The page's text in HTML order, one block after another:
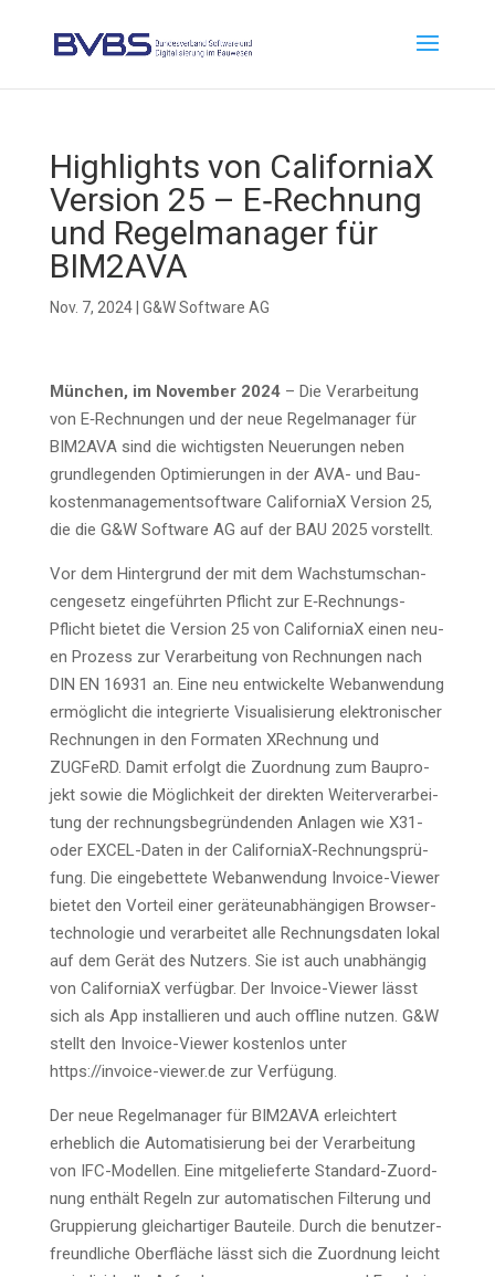
High­lights von Cali­for­niaX
Ver­si­on 25 – E‑Rechnung
und Regel­ma­na­ger für
BIM2AVA
Nov. 7, 2024| G&W Software AG
Mün­chen, im Novem­ber 2024 – Die Ver­ar­bei­tung
von E‑Rechnungen und der neue Regel­ma­na­ger für
BIM2AVA sind die wich­tigs­ten Neue­run­gen neben
grund­le­gen­den Opti­mie­run­gen in der AVA- und Bau­
kos­ten­ma­nage­m­ent­soft­ware Cali­for­niaX Ver­si­on 25,
die die G&W Soft­ware AG auf der BAU 2025 vorstellt.
Vor dem Hin­ter­grund der mit dem Wachs­tums­chan­
cen­ge­setz ein­ge­führ­ten Pflicht zur E‑Rech­nungs-
Pflicht bie­tet die Ver­si­on 25 von Cali­for­niaX einen neu­
en Pro­zess zur Ver­ar­bei­tung von Rech­nun­gen nach
DIN EN 16931 an. Eine neu ent­wi­ckel­te Web­an­wen­dung
ermög­licht die inte­grier­te Visua­li­sie­rung elek­tro­ni­scher
Rech­nun­gen in den For­ma­ten XRech­nung und
ZUGFeRD. Damit erfolgt die Zuord­nung zum Bau­pro­
jekt sowie die Mög­lich­keit der direk­ten Wei­ter­ver­ar­bei­
tung der rech­nungs­be­grün­den­den Anla­gen wie X31-
oder EXCEL-Daten in der Cali­for­niaX-Rech­nungs­prü­
fung. Die ein­ge­bet­te­te Web­an­wen­dung Invoice-View­er
bie­tet den Vor­teil einer gerä­te­un­ab­hän­gi­gen Brow­ser­
tech­no­lo­gie und ver­ar­bei­tet alle Rech­nungs­da­ten lokal
auf dem Gerät des Nut­zers. Sie ist auch unab­hän­gig
von Cali­for­niaX ver­füg­bar. Der Invoice-View­er lässt
sich als App instal­lie­ren und auch off­line nut­zen. G&W
stellt den Invoice-View­er kos­ten­los unter
https://invoice-viewer.de zur Verfügung.
Der neue Regel­ma­na­ger für BIM2AVA erleich­tert
erheb­lich die Auto­ma­ti­sie­rung bei der Ver­ar­bei­tung
von IFC-Model­len. Eine mit­ge­lie­fer­te Stan­dard-Zuord­
nung ent­hält Regeln zur auto­ma­ti­schen Fil­te­rung und
Grup­pie­rung gleich­ar­ti­ger Bau­tei­le. Durch die benut­zer­
freund­li­che Ober­flä­che lässt sich die Zuord­nung leicht